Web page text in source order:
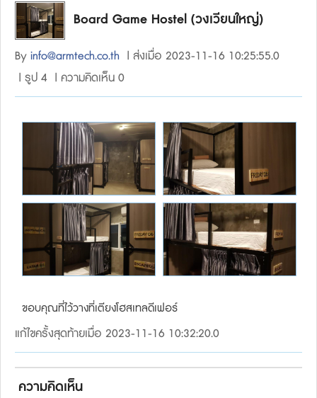
Board Game Hostel (วงเวียนใหญ่)
By info@armtech.co.th | ส่งเมื่อ 2023-11-16 10:25:55.0
| รูป 4 | ความคิดเห็น 0
ขอบคุณที่ไว้วางที่เตียงโฮสเทลดีเฟอร์
แก้ไขครั้งสุดท้ายเมื่อ 2023-11-16 10:32:20.0
ความคิดเห็น